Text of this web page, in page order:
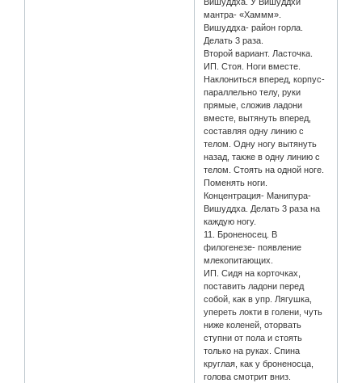
мантра- «Хаммм».
Вишуддха- район горла.
Делать 3 раза.
Второй вариант. Ласточка.
ИП. Стоя. Ноги вместе.
Наклониться вперед, корпус-
параллельно телу, руки
прямые, сложив ладони
вместе, вытянуть вперед,
составляя одну линию с
телом. Одну ногу вытянуть
назад, также в одну линию с
телом. Стоять на одной ноге.
Поменять ноги.
Концентрация- Манипура-
Вишуддха. Делать 3 раза на
каждую ногу.
11. Броненосец. В
филогенезе- появление
млекопитающих.
ИП. Сидя на корточках,
поставить ладони перед
собой, как в упр. Лягушка,
упереть локти в голени, чуть
ниже коленей, оторвать
ступни от пола и стоять
только на руках. Спина
круглая, как у броненосца,
голова смотрит вниз.